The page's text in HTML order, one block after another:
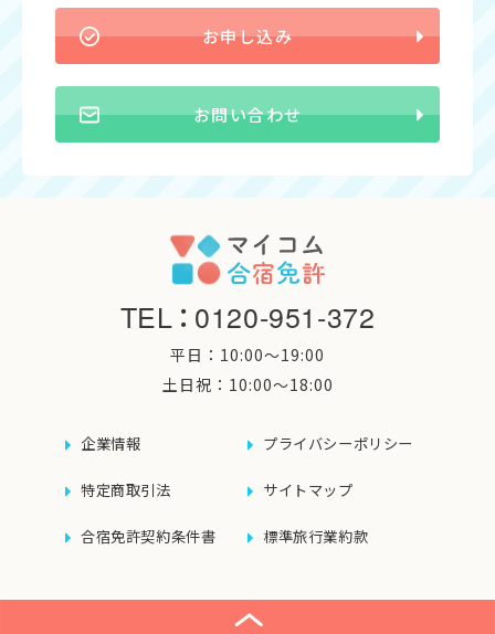
お申し込み
お問い合わせ
TEL：0120-951-372
平日：10:00〜19:00
土日祝：10:00〜18:00
企業情報 プライバシーポリシー
特定商取引法 サイトマップ
合宿免許契約条件書 標準旅行業約款